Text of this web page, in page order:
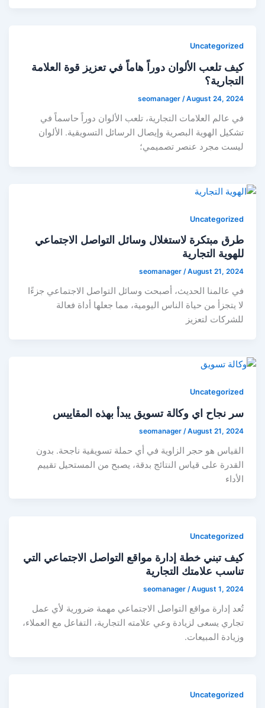
Uncategorized
كيف تلعب الألوان دوراً هاماً في تعزيز قوة العلامة
التجارية؟
seomanager /August 24, 2024
في عالم العلامات التجارية، تلعب الألوان دوراً حاسماً في
تشكيل الهوية البصرية وإيصال الرسائل التسويقية. الألوان
ليست مجرد عنصر تصميمي؛
Uncategorized
طرق مبتكرة لاستغلال وسائل التواصل الاجتماعي
للهوية التجارية
seomanager /August 21, 2024
في عالمنا الحديث، أصبحت وسائل التواصل الاجتماعي جزءًا
لا يتجزأ من حياة الناس اليومية، مما جعلها أداة فعالة
للشركات لتعزيز
Uncategorized
سر نجاح اي وكالة تسويق يبدأ بهذه المقاييس
seomanager /August 21, 2024
القياس هو حجر الزاوية في أي حملة تسويقية ناجحة. بدون
القدرة على قياس النتائج بدقة، يصبح من المستحيل تقييم
الأداء
Uncategorized
كيف تبني خطة إدارة مواقع التواصل الاجتماعي التي
تناسب علامتك التجارية
seomanager /August 1, 2024
تُعد إدارة مواقع التواصل الاجتماعي مهمة ضرورية لأي عمل
تجاري يسعى لزيادة وعي علامته التجارية، التفاعل مع العملاء،
وزيادة المبيعات.
Uncategorized